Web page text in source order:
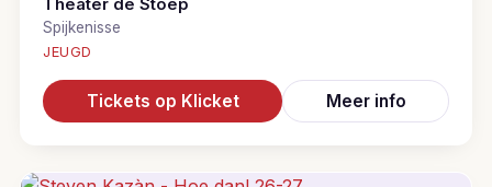
Theater de Stoep
Spijkenisse
JEUGD
Tickets op Klicket Meer info